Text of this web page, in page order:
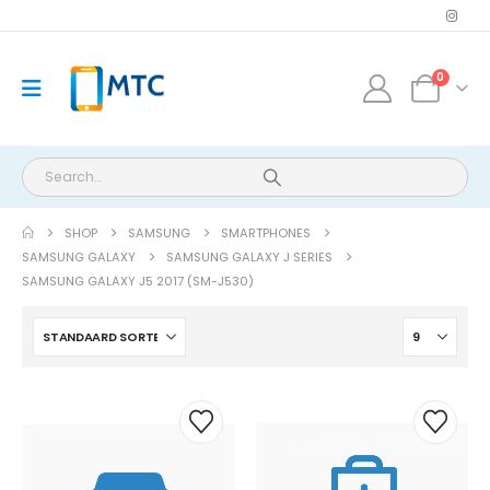
0
SHOP SAMSUNG
SMARTPHONES
SAMSUNG GALAXY
SAMSUNG GALAXY J SERIES
SAMSUNG GALAXY J5 2017 (SM-J530)
iPhone 7 batterij herstelling
prijs
was:
€59.00.